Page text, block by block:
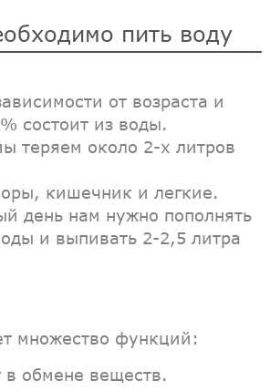
пить воду
от возраста и
состоит из воды.
теряем около 2-х литров
кишечник и легкие.
день нам нужно пополнять
и выпивать 2-2,5 литра
множество функций:
в обмене веществ.